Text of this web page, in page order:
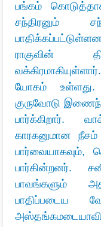
பங்கம்
சந்திரனும்
ராகுவின்
யோகம் உள்ளது.
குருவோடு
பார்க்கிறார்.
காரகனுமான
பார்வையாகவும்,
பார்கின்றனர்.
பாவங்களும்
பாதிப்படைய